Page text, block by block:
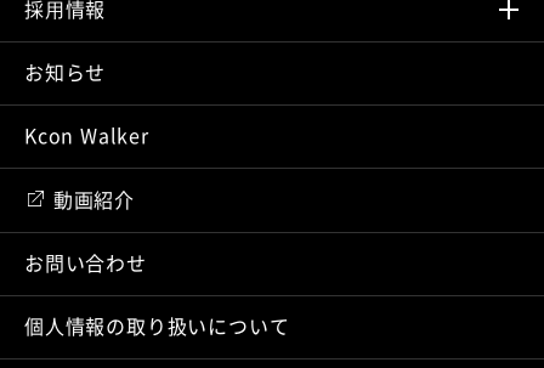
採⽤情報
お知らせ
Kcon Walker
動画紹介
お問い合わせ
個人情報の取り扱いについて